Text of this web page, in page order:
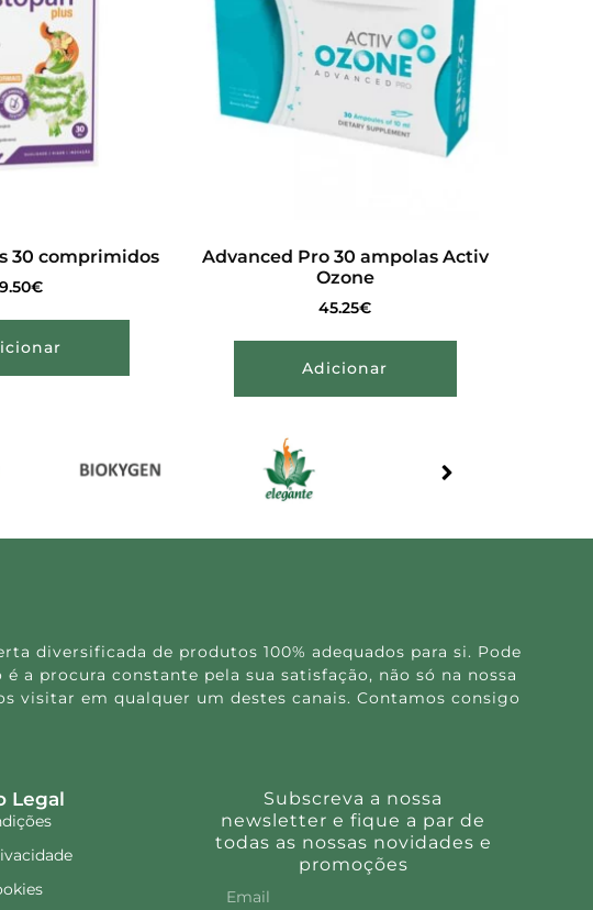
30 comprimidos
€
Advanced Pro 30 ampolas Activ
Ozone
45.25€
Adicionar
diversificada de produtos 100% adequados para si. Pode
a procura constante pela sua satisfação, não só na nossa
visitar em qualquer um destes canais. Contamos consigo
Legal
Subscreva a nossa
newsletter e fique a par de
todas as nossas novidades e
promoções